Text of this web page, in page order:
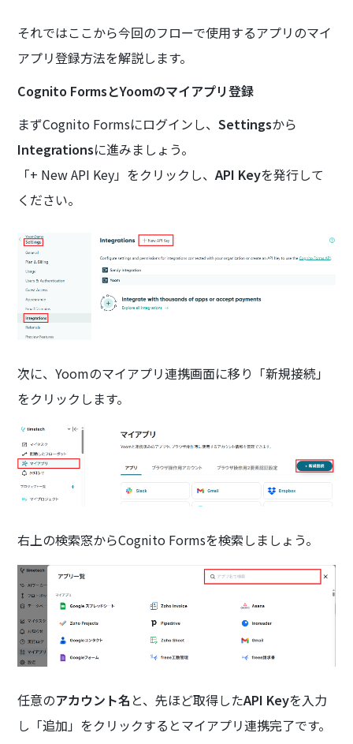
それではここから今回のフローで使用するアプリのマイ
アプリ登録方法を解説します。
Cognito FormsとYoomのマイアプリ登録
まずCognito Formsにログインし、Settingsから
Integrationsに進みましょう。
「+ New API Key」をクリックし、API Keyを発行して
ください。
次に、Yoomのマイアプリ連携画面に移り「新規接続」
をクリックします。
右上の検索窓からCognito Formsを検索しましょう。
任意のアカウント名 と、先ほど取得したAPI Keyを入力
し「追加」をクリックするとマイアプリ連携完了です。